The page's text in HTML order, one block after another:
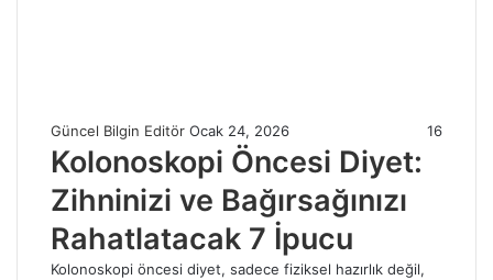
Güncel Bilgin Editör Ocak 24, 2026 16
Kolonoskopi Öncesi Diyet:
Zihninizi ve Bağırsağınızı
Rahatlatacak 7 İpucu
Kolonoskopi öncesi diyet, sadece fiziksel hazırlık değil,